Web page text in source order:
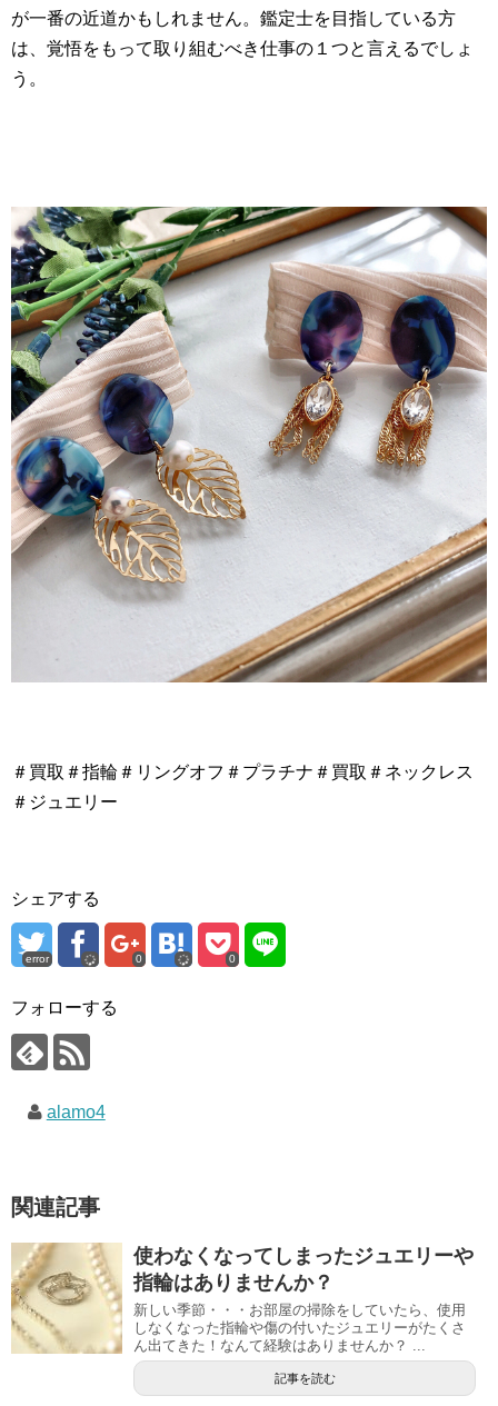
が一番の近道かもしれません。鑑定士を目指している方
は、覚悟をもって取り組むべき仕事の１つと言えるでしょ
う。
＃買取＃指輪＃リングオフ＃プラチナ＃買取＃ネックレス
＃ジュエリー
シェアする
error 0 0
フォローする
alamo4
関連記事
使わなくなってしまったジュエリーや
指輪はありませんか？
新しい季節・・・お部屋の掃除をしていたら、使用
しなくなった指輪や傷の付いたジュエリーがたくさ
ん出てきた！なんて経験はありませんか？ ...
記事を読む